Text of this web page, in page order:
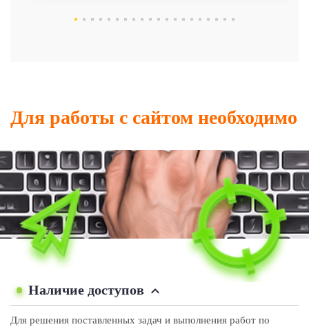
Для работы с сайтом необходимо
Наличие доступов
Для решения поставленных задач и выполнения работ по